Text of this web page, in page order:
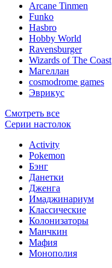
Arcane Tinmen
Funko
Hasbro
Hobby World
Ravensburger
Wizards of The Coast
Магеллан
сosmodrome games
Эврикус
Смотреть все
Серии настолок
Activity
Pokemon
Бэнг
Данетки
Дженга
Имаджинариум
Классические
Колонизаторы
Манчкин
Мафия
Монополия